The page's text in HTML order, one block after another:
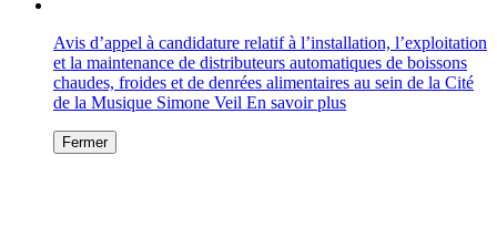
Avis d’appel à candidature relatif à l’installation, l’exploitation
et la maintenance de distributeurs automatiques de boissons
chaudes, froides et de denrées alimentaires au sein de la Cité
de la Musique Simone Veil En savoir plus
Fermer